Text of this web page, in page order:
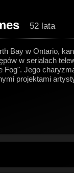
52 lata
Bay w Ontario,
w serialach
Fog". Jego
projektami